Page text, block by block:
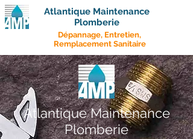
Atlantique Maintenance
Plomberie
Dépannage, Entretien,
Remplacement Sanitaire
Atlantique Maintenance
Plomberie